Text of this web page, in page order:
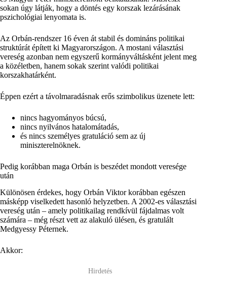
sokan úgy látják, hogy a döntés egy korszak lezárásának
pszichológiai lenyomata is.
Az Orbán-rendszer 16 éven át stabil és domináns politikai
struktúrát épített ki Magyarországon. A mostani választási
vereség azonban nem egyszerű kormányváltásként jelent meg
a közéletben, hanem sokak szerint valódi politikai
korszakhatárként.
Éppen ezért a távolmaradásnak erős szimbolikus üzenete lett:
nincs hagyományos búcsú,
nincs nyilvános hatalomátadás,
és nincs személyes gratuláció sem az új
miniszterelnöknek.
Pedig korábban maga Orbán is beszédet mondott veresége
után
Különösen érdekes, hogy Orbán Viktor korábban egészen
másképp viselkedett hasonló helyzetben. A 2002-es választási
vereség után – amely politikailag rendkívül fájdalmas volt
számára – még részt vett az alakuló ülésen, és gratulált
Medgyessy Péternek.
Akkor:
Hirdetés